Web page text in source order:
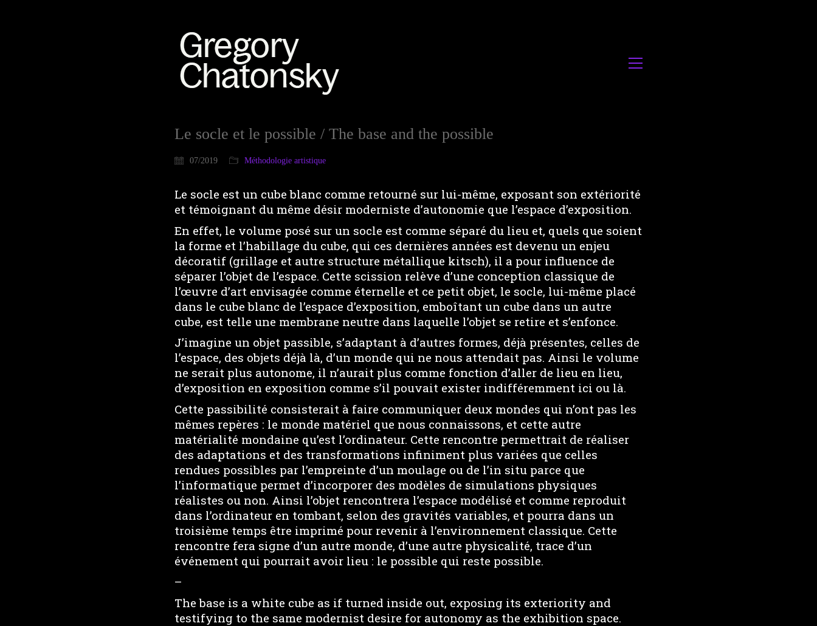
Le socle et le possible / The base and the possible
07/2019 Méthodologie artistique
Le socle est un cube blanc comme retourné sur lui-même, exposant son extériorité
et témoignant du même désir moderniste d’autonomie que l’espace d’exposition.
En effet, le volume posé sur un socle est comme séparé du lieu et, quels que soient
la forme et l’habillage du cube, qui ces dernières années est devenu un enjeu
décoratif (grillage et autre structure métallique kitsch), il a pour influence de
séparer l’objet de l’espace. Cette scission relève d’une conception classique de
l’œuvre d’art envisagée comme éternelle et ce petit objet, le socle, lui-même placé
dans le cube blanc de l’espace d’exposition, emboîtant un cube dans un autre
cube, est telle une membrane neutre dans laquelle l’objet se retire et s’enfonce.
J’imagine un objet passible, s’adaptant à d’autres formes, déjà présentes, celles de
l’espace, des objets déjà là, d’un monde qui ne nous attendait pas. Ainsi le volume
ne serait plus autonome, il n’aurait plus comme fonction d’aller de lieu en lieu,
d’exposition en exposition comme s’il pouvait exister indifféremment ici ou là.
Cette passibilité consisterait à faire communiquer deux mondes qui n’ont pas les
mêmes repères : le monde matériel que nous connaissons, et cette autre
matérialité mondaine qu’est l’ordinateur. Cette rencontre permettrait de réaliser
des adaptations et des transformations infiniment plus variées que celles
rendues possibles par l’empreinte d’un moulage ou de l’in situ parce que
l’informatique permet d’incorporer des modèles de simulations physiques
réalistes ou non. Ainsi l’objet rencontrera l’espace modélisé et comme reproduit
dans l’ordinateur en tombant, selon des gravités variables, et pourra dans un
troisième temps être imprimé pour revenir à l’environnement classique. Cette
rencontre fera signe d’un autre monde, d’une autre physicalité, trace d’un
événement qui pourrait avoir lieu : le possible qui reste possible.
–
The base is a white cube as if turned inside out, exposing its exteriority and
testifying to the same modernist desire for autonomy as the exhibition space.